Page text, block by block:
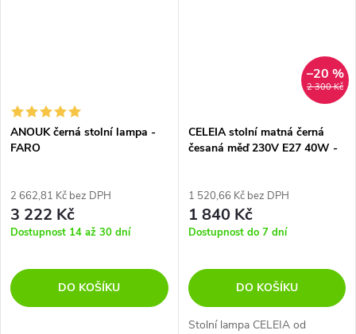
ANOUK černá stolní lampa -
FARO
2 662,81 Kč bez DPH
3 222 Kč
Dostupnost 14 až 30 dní
DO KOŠÍKU
2 300 Kč
–20 %
CELEIA stolní matná černá
česaná měď 230V E27 40W -
1 520,66 Kč bez DPH
1 840 Kč
Dostupnost do 7 dní
DO KOŠÍKU
Stolní lampa CELEIA od